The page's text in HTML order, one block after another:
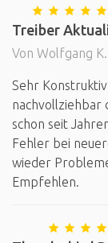
Treiber
Von Wolfgang
Sehr
nachvollziehbar
schon seit
Fehler bei
wieder
Empfehlen.